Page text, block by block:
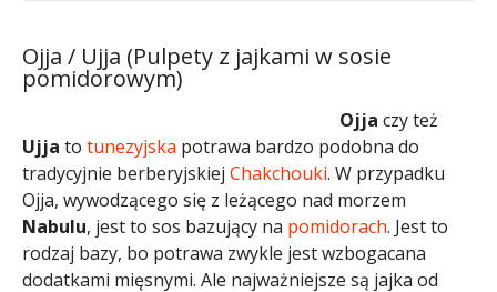
Ojja / Ujja (Pulpety z jajkami w sosie
pomidorowym)
Ojja czy też
Ujja to tunezyjska potrawa bardzo podobna do
tradycyjnie berberyjskiej Chakchouki. W przypadku
Ojja, wywodzącego się z leżącego nad morzem
Nabulu, jest to sos bazujący na pomidorach. Jest to
rodzaj bazy, bo potrawa zwykle jest wzbogacana
dodatkami mięsnymi. Ale najważniejsze są jajka od